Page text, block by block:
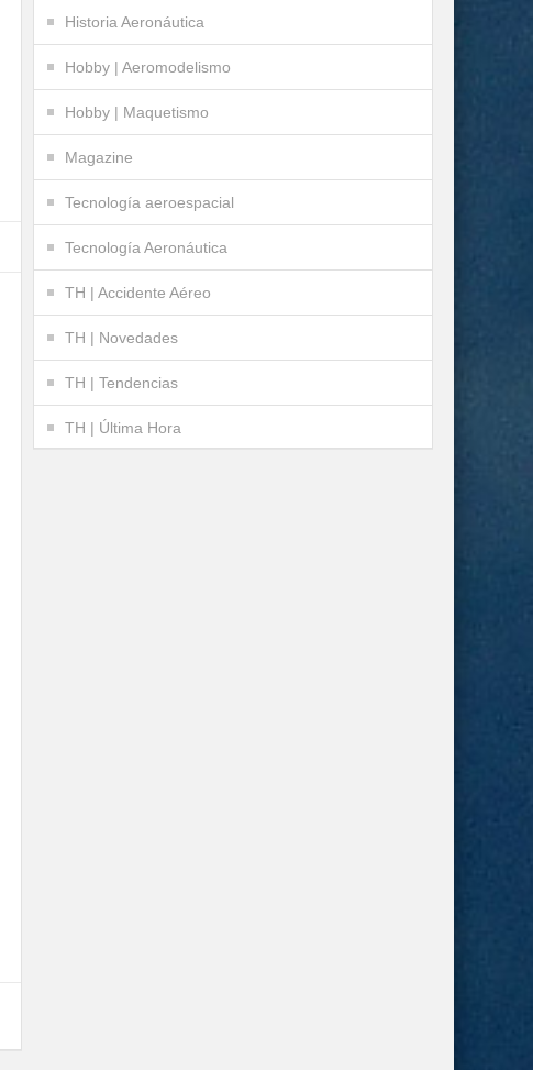
Historia Aeronáutica
Hobby | Aeromodelismo
Hobby | Maquetismo
Magazine
Tecnología aeroespacial
Tecnología Aeronáutica
TH | Accidente Aéreo
TH | Novedades
TH | Tendencias
TH | Última Hora